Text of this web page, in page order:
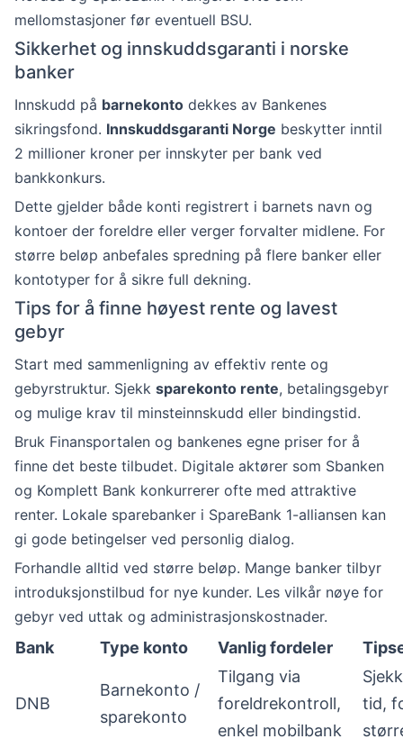
mellomstasjoner før eventuell BSU.
Sikkerhet og innskuddsgaranti i norske
banker
Innskudd på barnekonto dekkes av Bankenes
sikringsfond. Innskuddsgaranti Norge beskytter inntil
2 millioner kroner per innskyter per bank ved
bankkonkurs.
Dette gjelder både konti registrert i barnets navn og
kontoer der foreldre eller verger forvalter midlene. For
større beløp anbefales spredning på flere banker eller
kontotyper for å sikre full dekning.
Tips for å finne høyest rente og lavest
gebyr
Start med sammenligning av effektiv rente og
gebyrstruktur. Sjekk sparekonto rente, betalingsgebyr
og mulige krav til minsteinnskudd eller bindingstid.
Bruk Finansportalen og bankenes egne priser for å
finne det beste tilbudet. Digitale aktører som Sbanken
og Komplett Bank konkurrerer ofte med attraktive
renter. Lokale sparebanker i SpareBank 1-alliansen kan
gi gode betingelser ved personlig dialog.
Forhandle alltid ved større beløp. Mange banker tilbyr
introduksjonstilbud for nye kunder. Les vilkår nøye for
gebyr ved uttak og administrasjonskostnader.
Bank Type konto Vanlig fordeler
DNB
Barnekonto /
sparekonto
Tilgang via
foreldrekontroll,
enkel mobilbank
tid,